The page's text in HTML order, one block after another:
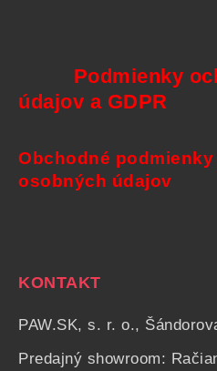
Podmienky
údajov a GDPR
Obchodné
osobných údajov
KONTAKT
PAW.SK, s. r. o.,
Predajný showroom: